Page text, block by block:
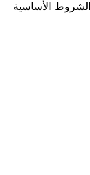
الأساسية